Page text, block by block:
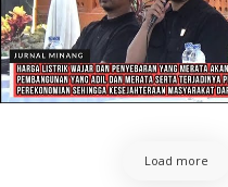
Load more